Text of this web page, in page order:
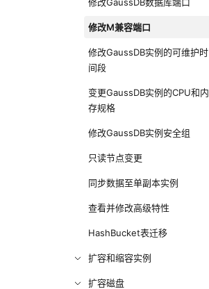
修改M兼容端口
修改GaussDB实例的可维护时
间段
变更GaussDB实例的CPU和内
存规格
修改GaussDB实例安全组
只读节点变更
同步数据至单副本实例
查看并修改高级特性
HashBucket表迁移
扩容和缩容实例
扩容磁盘